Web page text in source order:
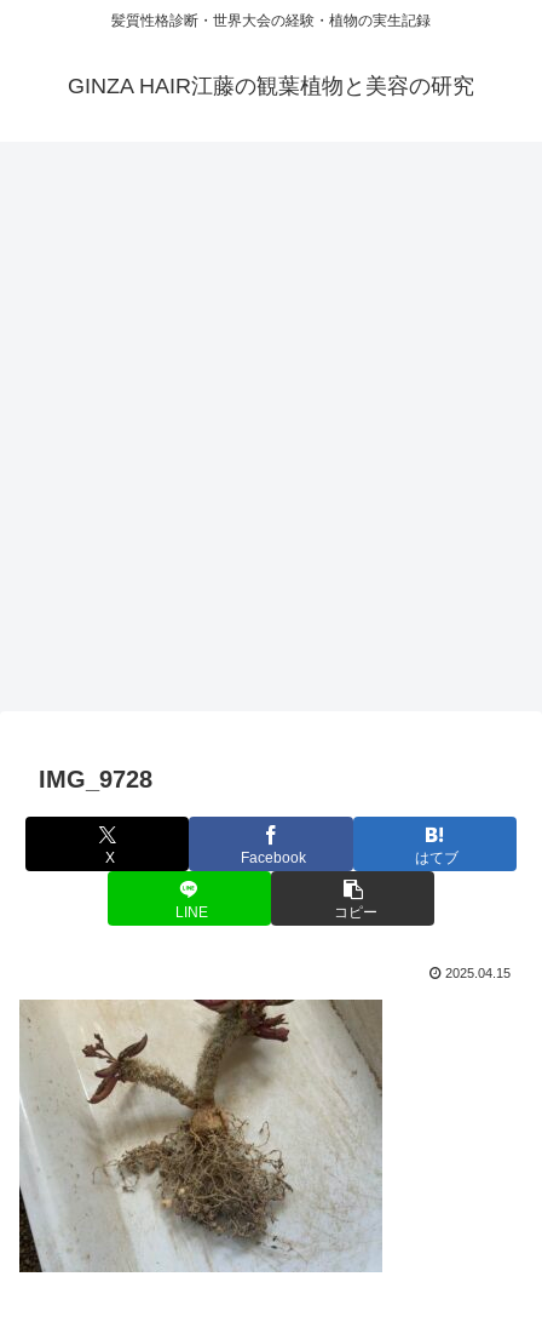
髪質性格診断・世界大会の経験・植物の実生記録
GINZA HAIR江藤の観葉植物と美容の研究
IMG_9728
X Facebook はてブ
LINE コピー
2025.04.15